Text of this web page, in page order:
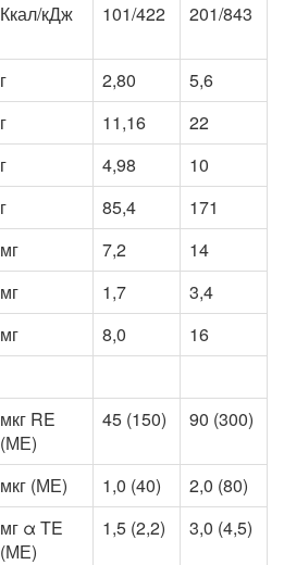
Ккал/кДж 101/422 201/843
г 2,80
5,6
г 11,16
22
г 4,98
10
г 85,4
171
мг 7,2
14
мг 1,7
3,4
мг 8,0
16
мкг RE
(МЕ)
45 (150) 90 (300)
мкг (МЕ) 1,0 (40)
2,0 (80)
мг α TE
(МЕ)
1,5 (2,2) 3,0 (4,5)